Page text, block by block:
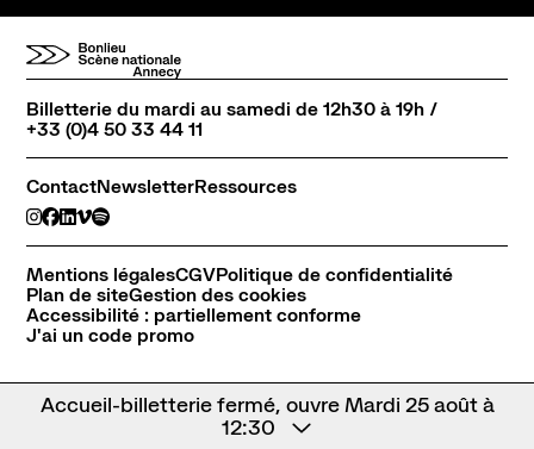
Accueil-billetterie fermé, ouvre Mardi 25 août à
12:30
Billetterie du mardi au samedi de 12h30 à 19h /
+33 (0)4 50 33 44 11
ContactNewsletterRessources
Mentions légalesCGVPolitique de confidentialité
Plan de siteGestion des cookies
Accessibilité : partiellement conforme
J'ai un code promo